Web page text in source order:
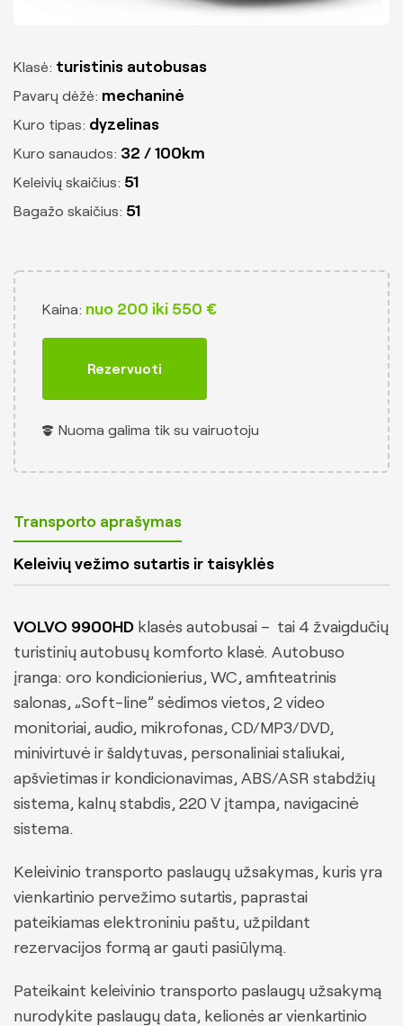
Pervežimas į oro uostus
Keleivių vežimas į Kauno oro uostą
Keleivių vežimas į Palangos oro uostą
Keleivių vežimas į Rygos oro uostą
Keleivių vežimas į Varšuvos oro uostą
Pažintinės kelionės autobusu
Kontaktai
Klientams
Klasė: turistinis autobusas
Pavarų dėžė: mechaninė
Kuro tipas: dyzelinas
Kuro sanaudos: 32 / 100km
Keleivių skaičius: 51
Bagažo skaičius: 51
Kaina: nuo 200 iki 550 €
Rezervuoti
Nuoma galima tik su vairuotoju
Transporto aprašymas
Keleivių vežimo sutartis ir taisyklės
VOLVO 9900HD klasės autobusai – tai 4 žvaigdučių
turistinių autobusų komforto klasė. Autobuso
įranga: oro kondicionierius, WC, amfiteatrinis
salonas, „Soft-line” sėdimos vietos, 2 video
monitoriai, audio, mikrofonas, CD/MP3/DVD,
minivirtuvė ir šaldytuvas, personaliniai staliukai,
apšvietimas ir kondicionavimas, ABS/ASR stabdžių
sistema, kalnų stabdis, 220 V įtampa, navigacinė
sistema.
Keleivinio transporto paslaugų užsakymas, kuris yra
vienkartinio pervežimo sutartis, paprastai
pateikiamas elektroniniu paštu, užpildant
rezervacijos formą ar gauti pasiūlymą.
Pateikaint keleivinio transporto paslaugų užsakymą
nurodykite paslaugų data, kelionės ar vienkartinio